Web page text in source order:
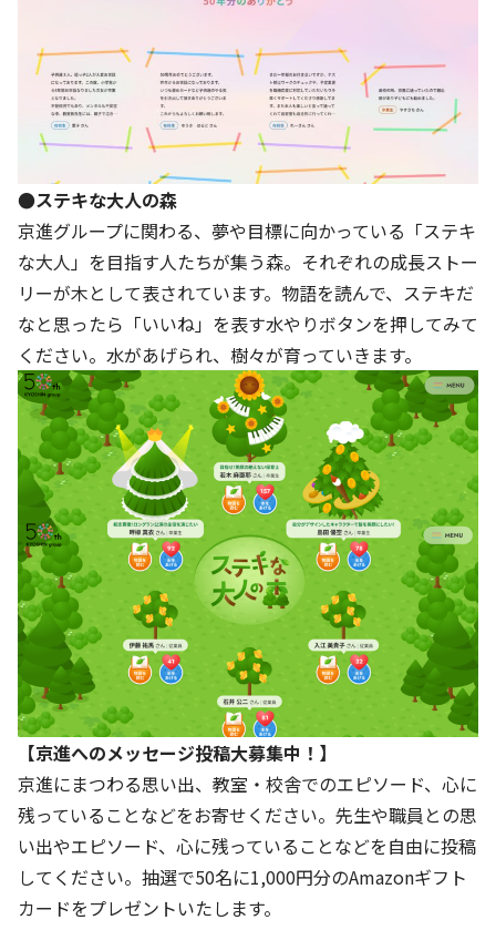
●ステキな大人の森
京進グループに関わる、夢や目標に向かっている「ステキ
な大人」を目指す人たちが集う森。それぞれの成長ストー
リーが木として表されています。物語を読んで、ステキだ
なと思ったら「いいね」を表す水やりボタンを押してみて
ください。水があげられ、樹々が育っていきます。
【京進へのメッセージ投稿大募集中！】
京進にまつわる思い出、教室・校舎でのエピソード、心に
残っていることなどをお寄せください。先生や職員との思
い出やエピソード、心に残っていることなどを自由に投稿
してください。抽選で50名に1,000円分のAmazonギフト
カードをプレゼントいたします。